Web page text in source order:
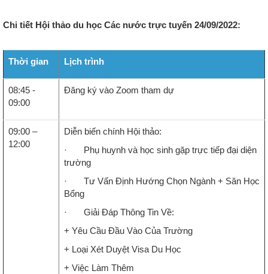
Chi tiết Hội thảo du học Các nước trực tuyến 24/09/2022:
Thời gian Lịch trình
08:45 -
09:00
Đăng ký vào Zoom tham dự
09:00 –
12:00
Diễn biến chính Hội thảo:
· Phụ huynh và học sinh gặp trực tiếp đại diện
trường
· Tư Vấn Định Hướng Chọn Ngành + Săn Học
Bổng
· Giải Đáp Thông Tin Về:
+ Yêu Cầu Đầu Vào Của Trường
+ Loại Xét Duyệt Visa Du Học
+ Việc Làm Thêm